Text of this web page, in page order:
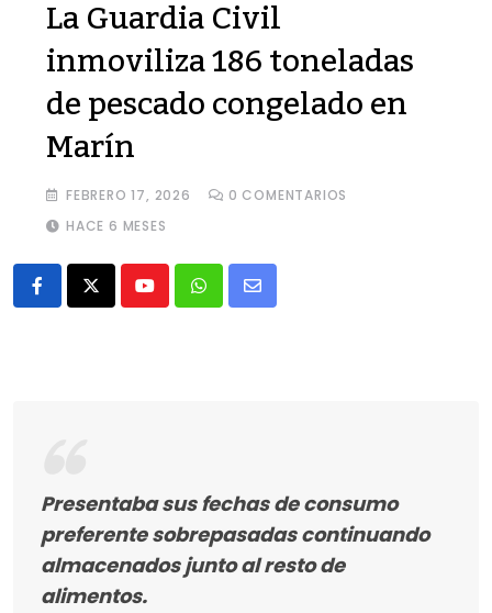
La Guardia Civil
inmoviliza 186 toneladas
de pescado congelado en
Marín
FEBRERO 17, 2026 0 COMENTARIOS
HACE 6 MESES
YoutubeWhatsapp
Share
Presentaba sus fechas de consumo
preferente sobrepasadas continuando
almacenados junto al resto de
alimentos.